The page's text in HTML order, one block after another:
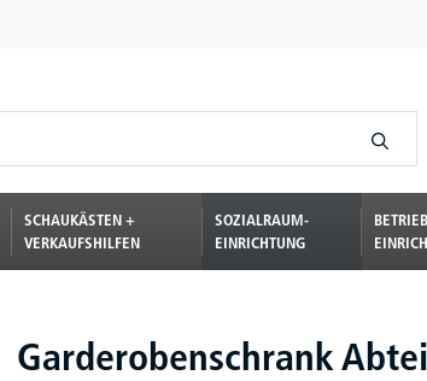
SCHAUKÄSTEN +
VERKAUFSHILFEN
SOZIALRAUM-
EINRICHTUNG
Garderobenschrank